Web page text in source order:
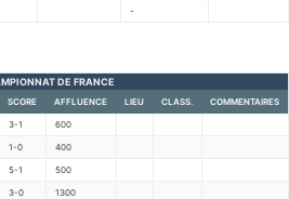
-
DE FRANCE
SCORE AFFLUENCE LIEU CLASS. COMMENTAIRES
3-1 600
1-0 400
5-1 500
3-0 1300